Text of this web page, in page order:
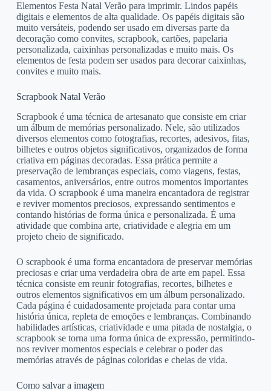
Elementos Festa Natal Verão para imprimir. Lindos papéis
digitais e elementos de alta qualidade. Os papéis digitais são
muito versáteis, podendo ser usado em diversas parte da
decoração como convites, scrapbook, cartões, papelaria
personalizada, caixinhas personalizadas e muito mais. Os
elementos de festa podem ser usados para decorar caixinhas,
convites e muito mais.
Scrapbook Natal Verão
Scrapbook é uma técnica de artesanato que consiste em criar
um álbum de memórias personalizado. Nele, são utilizados
diversos elementos como fotografias, recortes, adesivos, fitas,
bilhetes e outros objetos significativos, organizados de forma
criativa em páginas decoradas. Essa prática permite a
preservação de lembranças especiais, como viagens, festas,
casamentos, aniversários, entre outros momentos importantes
da vida. O scrapbook é uma maneira encantadora de registrar
e reviver momentos preciosos, expressando sentimentos e
contando histórias de forma única e personalizada. É uma
atividade que combina arte, criatividade e alegria em um
projeto cheio de significado.
O scrapbook é uma forma encantadora de preservar memórias
preciosas e criar uma verdadeira obra de arte em papel. Essa
técnica consiste em reunir fotografias, recortes, bilhetes e
outros elementos significativos em um álbum personalizado.
Cada página é cuidadosamente projetada para contar uma
história única, repleta de emoções e lembranças. Combinando
habilidades artísticas, criatividade e uma pitada de nostalgia, o
scrapbook se torna uma forma única de expressão, permitindo-
nos reviver momentos especiais e celebrar o poder das
memórias através de páginas coloridas e cheias de vida.
Como salvar a imagem